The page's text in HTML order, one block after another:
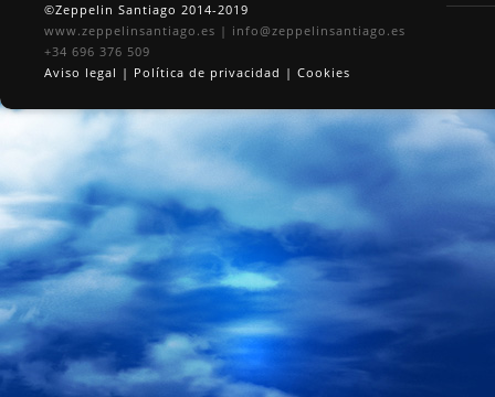
©Zeppelin Santiago 2014-2019
www.zeppelinsantiago.es | info@zeppelinsantiago.es
+34 696 376 509
Aviso legal | Política de privacidad | Cookies